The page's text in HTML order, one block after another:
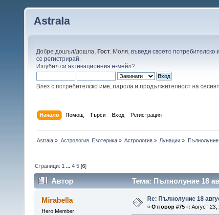
Astrala
Добре дошъл/дошла, Гост . Моля, въведи своето потребителско
се регистрирай
Изгубил си активационния е-мейл?
Влез с потребителско име, парола и продължителност на
Начало Помощ Търси Вход Регистрация
Astrala » Астрология. Езотерика» Астрология» Лунации » Пълнолуние
Страници: 1 ...4 5 [6]
Автор Тема: Пълнолуние 18
Mirabella
Hero Member
Re: Пълнолуние 18
« Отговор #75 -: Август